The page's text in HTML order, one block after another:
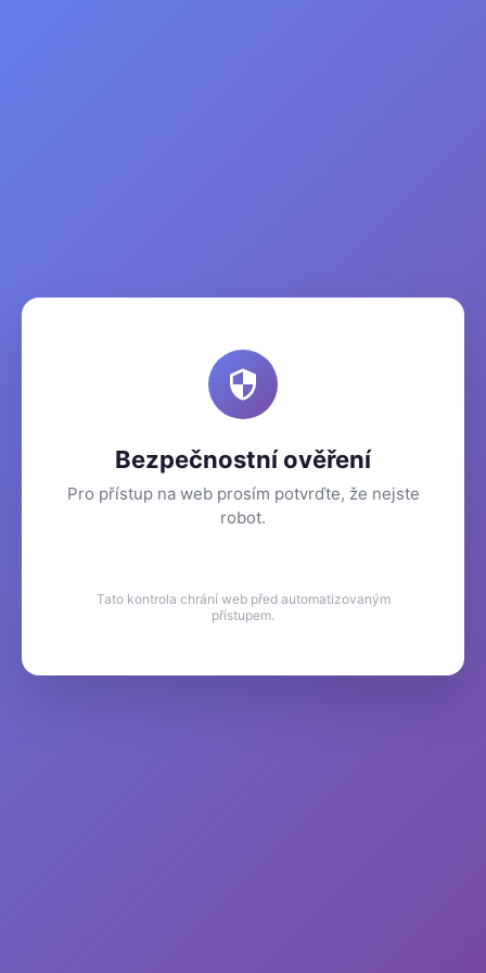
Bezpečnostní ověření
Pro přístup na web prosím potvrďte, že nejste
robot.
Tato kontrola chrání web před automatizovaným
přístupem.